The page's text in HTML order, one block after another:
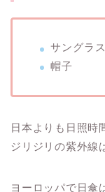
サングラス
帽子
日本よりも日照時
ジリジリの紫外線
ヨーロッパで日傘